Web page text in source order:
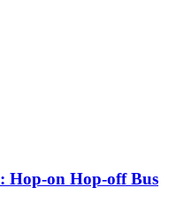
Hop-on Hop-off Bus